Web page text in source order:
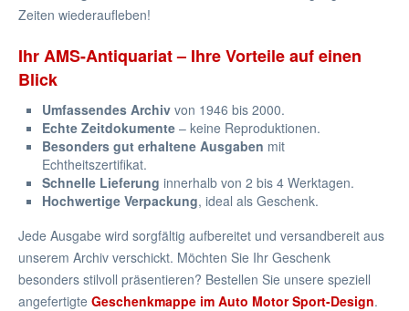
Zeiten wiederaufleben!
Ihr AMS-Antiquariat – Ihre Vorteile auf einen
Blick
Umfassendes Archiv von 1946 bis 2000.
Echte Zeitdokumente – keine Reproduktionen.
Besonders gut erhaltene Ausgaben mit
Echtheitszertifikat.
Schnelle Lieferung innerhalb von 2 bis 4 Werktagen.
Hochwertige Verpackung, ideal als Geschenk.
Jede Ausgabe wird sorgfältig aufbereitet und versandbereit aus
unserem Archiv verschickt. Möchten Sie Ihr Geschenk
besonders stilvoll präsentieren? Bestellen Sie unsere speziell
angefertigte Geschenkmappe im Auto Motor Sport-Design.